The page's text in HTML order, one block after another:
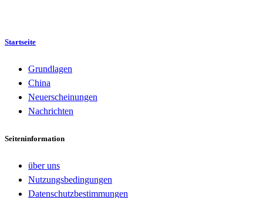
Startseite
Grundlagen
China
Neuerscheinungen
Nachrichten
Seiteninformation
über uns
Nutzungsbedingungen
Datenschutzbestimmungen